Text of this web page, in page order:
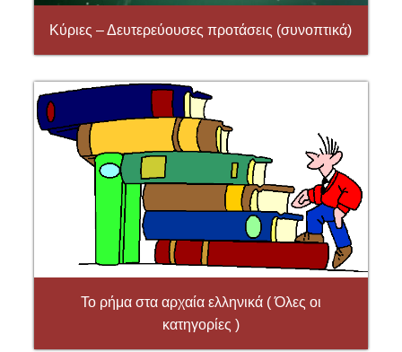
Κύριες – Δευτερεύουσες προτάσεις (συνοπτικά)
Το ρήμα στα αρχαία ελληνικά ( Όλες οι
κατηγορίες )